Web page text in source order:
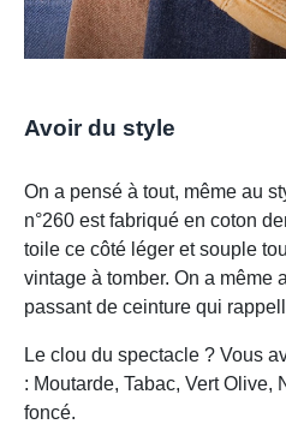
Avoir du style
On a pensé à tout, même au
n°260 est fabriqué en coton
toile ce côté léger et souple
vintage à tomber. On a même
passant de ceinture qui
Le clou du spectacle ? Vous
: Moutarde, Tabac, Vert Olive,
foncé.